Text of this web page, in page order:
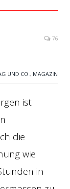
76
UND CO. , MAGAZIN
ist
die
wie
in